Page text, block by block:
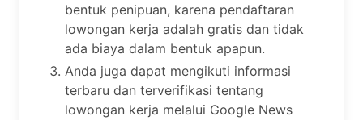
bentuk penipuan, karena pendaftaran
lowongan kerja adalah gratis dan tidak
ada biaya dalam bentuk apapun.
Anda juga dapat mengikuti informasi
terbaru dan terverifikasi tentang
lowongan kerja melalui Google News